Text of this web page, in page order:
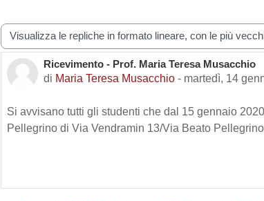
Modalità visualizzazione
Ricevimento - Prof. Maria Teresa Musacchio
di Maria Teresa Musacchio - martedì, 14
Numero di risposte: 0
Si avvisano tutti gli studenti che dal 15 gennaio
Pellegrino di Via Vendramin 13/Via Beato